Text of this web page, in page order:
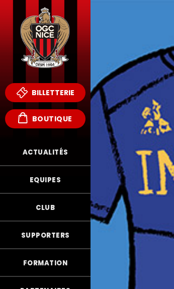
BILLETTERIE
BOUTIQUE
ACTUALITÉS
EQUIPES
CLUB
SUPPORTERS
FORMATION